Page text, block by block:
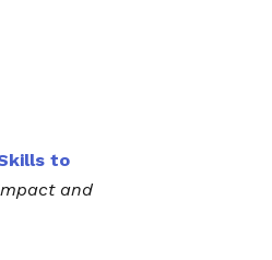
to
and